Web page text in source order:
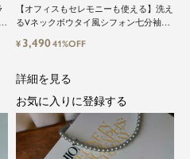
づける、大人の女
ァッション
【オフィスもセレモニーも使える】洗え
るVネックボウタイ風シフォン七分袖ビ
¥ 3,49041%OFF
詳細を見る
お気に入りに登録する